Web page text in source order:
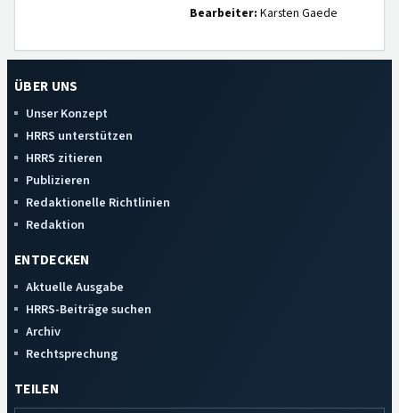
Bearbeiter: Karsten Gaede
ÜBER UNS
Unser Konzept
HRRS unterstützen
HRRS zitieren
Publizieren
Redaktionelle Richtlinien
Redaktion
ENTDECKEN
Aktuelle Ausgabe
HRRS-Beiträge suchen
Archiv
Rechtsprechung
TEILEN